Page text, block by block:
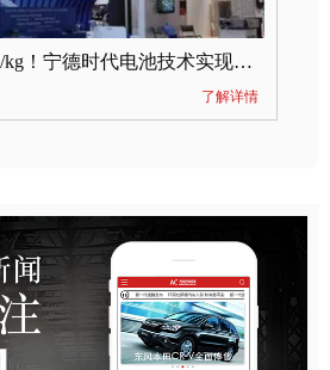
能量密度304Wh/kg！宁德时代电池技术实现突破
了解详情